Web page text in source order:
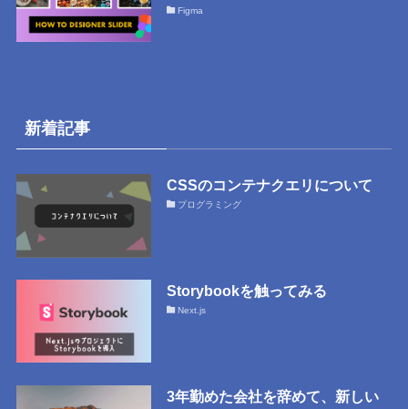
Figma
新着記事
CSSのコンテナクエリについて
プログラミング
Storybookを触ってみる
Next.js
3年勤めた会社を辞めて、新しい